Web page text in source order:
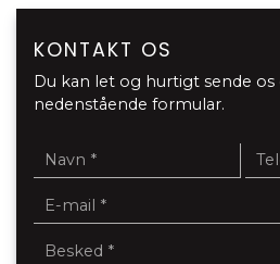
KONTAKT OS
Du kan let og hurtigt sende os
nedenstående formular.